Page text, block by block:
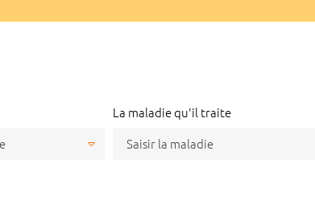
La maladie qu'il traite